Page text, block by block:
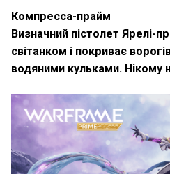
Компресса-прайм
Визначний пістолет Ярелі-
світанком і покриває
водяними кульками. Нікому